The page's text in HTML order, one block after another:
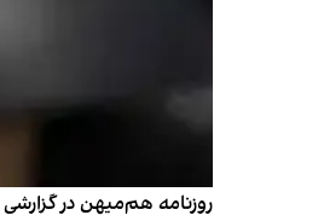
روزنامه هم‌میهن در